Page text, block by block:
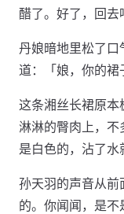
醋了。好了，回去
丹娘暗地里松了口
道：「娘，你的裙
这条湘丝长裙原本
淋淋的臀肉上，
是白色的，沾了水
孙天羽的声音从前
的。你闻闻，是不